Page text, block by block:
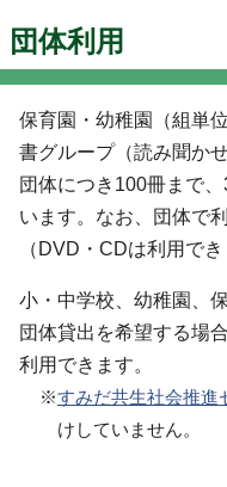
団体利用
保育園・幼稚園（組単
書グループ（読み聞か
団体につき100冊まで
います。なお、団体で
（DVD・CDは利用でき
小・中学校、幼稚園、
団体貸出を希望する場
利用できます。
※すみだ共生社会推進
けしていません。